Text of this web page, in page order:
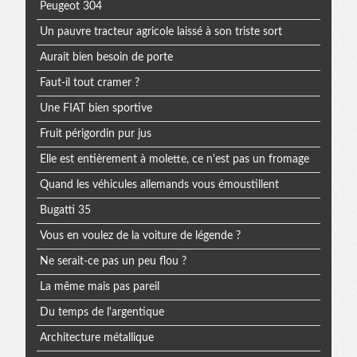
Peugeot 304
Un pauvre tracteur agricole laissé à son triste sort
Aurait bien besoin de porte
Faut-il tout cramer ?
Une FIAT bien sportive
Fruit périgordin pur jus
Elle est entièrement à molette, ce n'est pas un fromage
Quand les véhicules allemands vous émoustillent
Bugatti 35
Vous en voulez de la voiture de légende ?
Ne serait-ce pas un peu flou ?
La même mais pas pareil
Du temps de l'argentique
Architecture métallique